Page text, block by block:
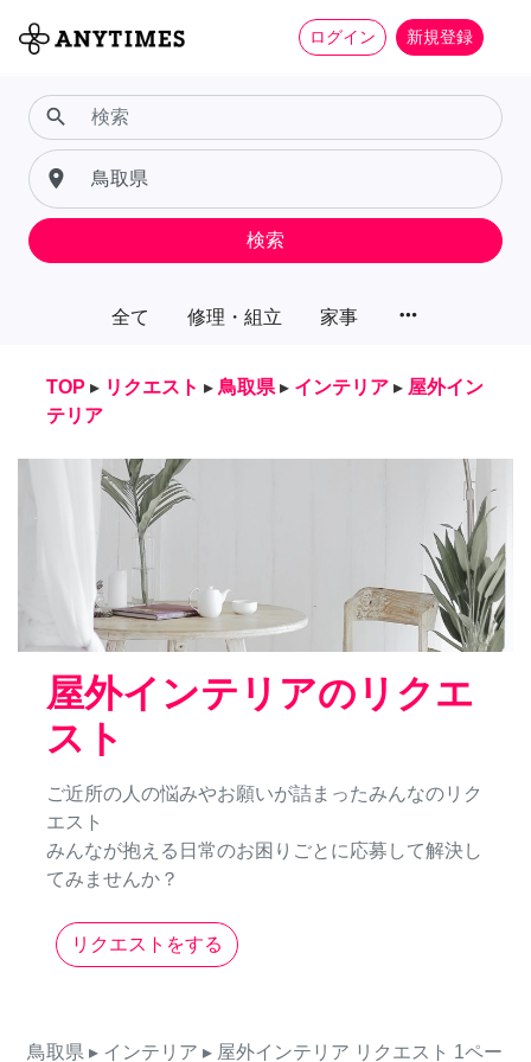
ログイン 新規登録
全て 修理・組立 家事 more_horiz
search
place
検索
TOP ▸ リクエスト ▸ 鳥取県 ▸ インテリア ▸ 屋外イン
テリア
屋外インテリアのリクエ
スト
ご近所の人の悩みやお願いが詰まったみんなのリク
エスト
みんなが抱える日常のお困りごとに応募して解決し
てみませんか？
リクエストをする
鳥取県 ▸ インテリア ▸ 屋外インテリア リクエスト 1ペー